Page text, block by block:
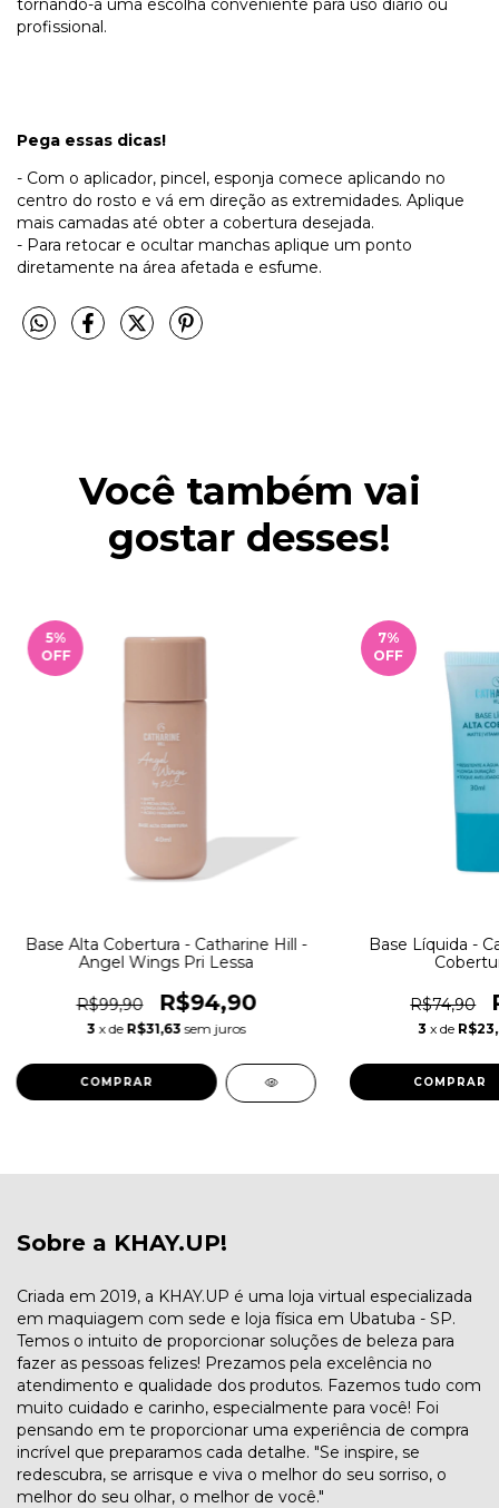
tornando-a uma escolha conveniente para uso diário ou
profissional.
Pega essas dicas!
- Com o aplicador, pincel, esponja comece aplicando no
centro do rosto e vá em direção as extremidades. Aplique
mais camadas até obter a cobertura desejada.
- Para retocar e ocultar manchas aplique um ponto
diretamente na área afetada e esfume.
Você também vai
gostar desses!
5%
OFF
Base Alta Cobertura - Catharine Hill -
Angel Wings Pri Lessa
R$99,90 R$94,90
3 x de R$31,63 sem juros
COMPRAR
7%
OFF
Base Líquida -
R$74,90
3 x de
COMPRAR
Sobre a KHAY.UP!
Criada em 2019, a KHAY.UP é uma loja virtual especializada
em maquiagem com sede e loja física em Ubatuba - SP.
Temos o intuito de proporcionar soluções de beleza para
fazer as pessoas felizes! Prezamos pela excelência no
atendimento e qualidade dos produtos. Fazemos tudo com
muito cuidado e carinho, especialmente para você! Foi
pensando em te proporcionar uma experiência de compra
incrível que preparamos cada detalhe. "Se inspire, se
redescubra, se arrisque e viva o melhor do seu sorriso, o
melhor do seu olhar, o melhor de você."